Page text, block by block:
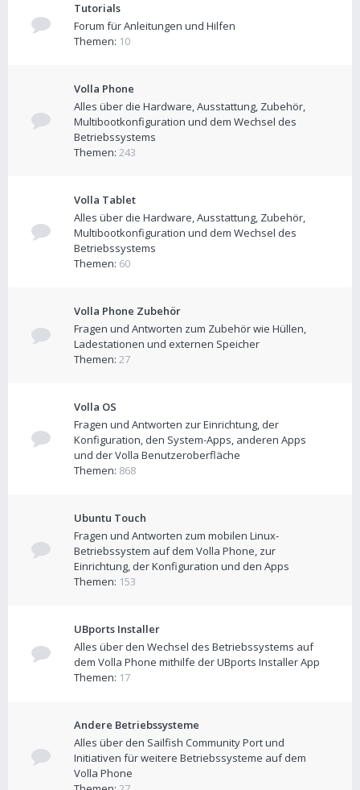
Tutorials
Forum für Anleitungen und Hilfen
Themen: 10
Volla Phone
Alles über die Hardware, Ausstattung, Zubehör,
Multibootkonfiguration und dem Wechsel des
Betriebssystems
Themen: 243
Volla Tablet
Alles über die Hardware, Ausstattung, Zubehör,
Multibootkonfiguration und dem Wechsel des
Betriebssystems
Themen: 60
Volla Phone Zubehör
Fragen und Antworten zum Zubehör wie Hüllen,
Ladestationen und externen Speicher
Themen: 27
Volla OS
Fragen und Antworten zur Einrichtung, der
Konfiguration, den System-Apps, anderen Apps
und der Volla Benutzeroberfläche
Themen: 868
Ubuntu Touch
Fragen und Antworten zum mobilen Linux-
Betriebssystem auf dem Volla Phone, zur
Einrichtung, der Konfiguration und den Apps
Themen: 153
UBports Installer
Alles über den Wechsel des Betriebssystems auf
dem Volla Phone mithilfe der UBports Installer App
Themen: 17
Andere Betriebssysteme
Alles über den Sailfish Community Port und
Initiativen für weitere Betriebssysteme auf dem
Volla Phone